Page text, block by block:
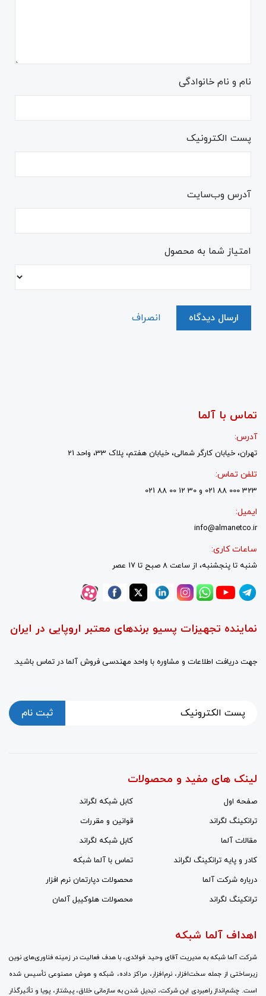
نام و نام خانوادگی
پست الکترونیک
آدرس وب‌سایت
امتیاز شما به محصول
ارسال دیدگاه انصراف
تماس با آلما
آدرس:
تهران، خیابان کارگر شمالی، خیابان هفتم، پلاک 33، واحد 21
تلفن تماس:
323 000 88 021 و 30 12 00 88 021
ایمیل:
info@almanetco.ir
ساعات کاری:
شنبه تا پنجشنبه، از ساعت 8 صبح تا 17 عصر
نماینده تجهیزات پسیو برندهای معتبر اروپایی در ایران
جهت دریافت اطلاعات و مشاوره با واحد مهندسی فروش آلما در تماس باشید.
ثبت نام
لینک های مفید و محصولات
صفحه اول
کابل شبکه لگراند
ترانکینگ لگراند
قوانین و مقررات
مقالات آلما
کابل شبکه لگراند
کادر و پایه ترانکینگ لگراند
تماس با آلما شبکه
درباره شرکت آلما
محصولات دپارتمان نرم افزار
ترانکینگ لگراند
محصولات هلوکیبل آلمان
اهداف آلما شبکه
شرکت آلما شبکه به مدیریت آقای وحید فوائدی، با هدف فعالیت در زمینه فناوری‌های نوین
زیرساختی از جمله سخت‌افزار، نرم‌افزار، مراکز داده، شبکه و هوش مصنوعی تأسیس شده
است. چشم‌انداز راهبردی این شرکت، تبدیل شدن به سازمانی خلاق، پیشتاز، پویا و تأثیرگذار